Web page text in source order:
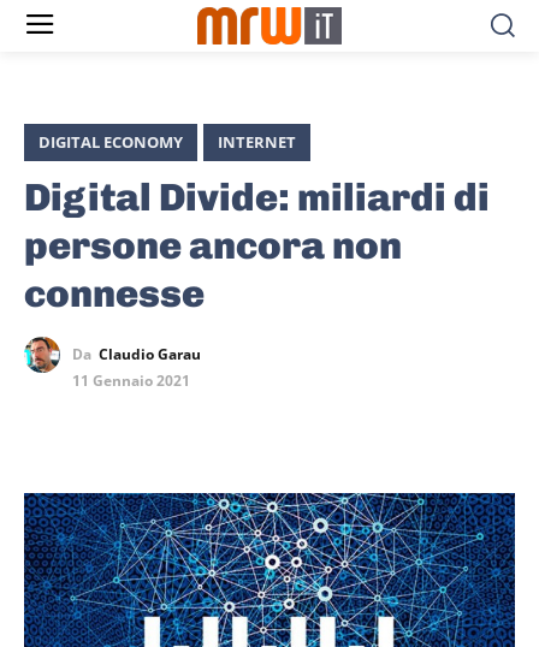
DIGITAL ECONOMY INTERNET
Digital Divide: miliardi di
persone ancora non
connesse
Da Claudio Garau
11 Gennaio 2021